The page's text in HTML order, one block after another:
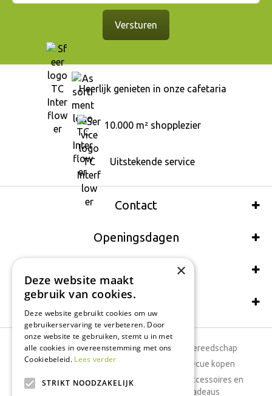
Heerlijk genieten in onze cafetaria
10.000 m² shopplezier
Uitstekende service
Contact
Openingsdagen
Wij accepteren ook:
Schrijf een recensie
Tuincentrum
Dierenwinkel
Tuinplanten
Tuingereedschap
Barbecue kopen
Woonaccessoires en
cadeaus
×
Deze website maakt
gebruik van cookies.
Deze website gebruikt cookies om uw
gebruikerservaring te verbeteren. Door
onze website te gebruiken, stemt u in met
alle cookies in overeenstemming met ons
Cookiebeleid. Lees verder
STRIKT NOODZAKELIJK